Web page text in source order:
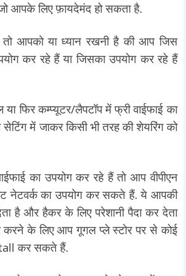
जो आपके लिए फ़ायदेमंद हो सकता है.
आपको या ध्यान रखनी है की आप जिस
कर रहे हैं या जिसका उपयोग कर रहे हैं
फिर कम्प्यूटर/लैपटॉप में फ्री वाईफाई का
में जाकर किसी भी तरह की शेयरिंग को
का उपयोग कर रहे हैं तो आप वीपीएन
नेटवर्क का उपयोग कर सकते हैं. ये आपकी
है और हैकर के लिए परेशानी पैदा कर देता
करने के लिए आप गूगल प्ले स्टोर पर से कोई
कर सकते हैं.